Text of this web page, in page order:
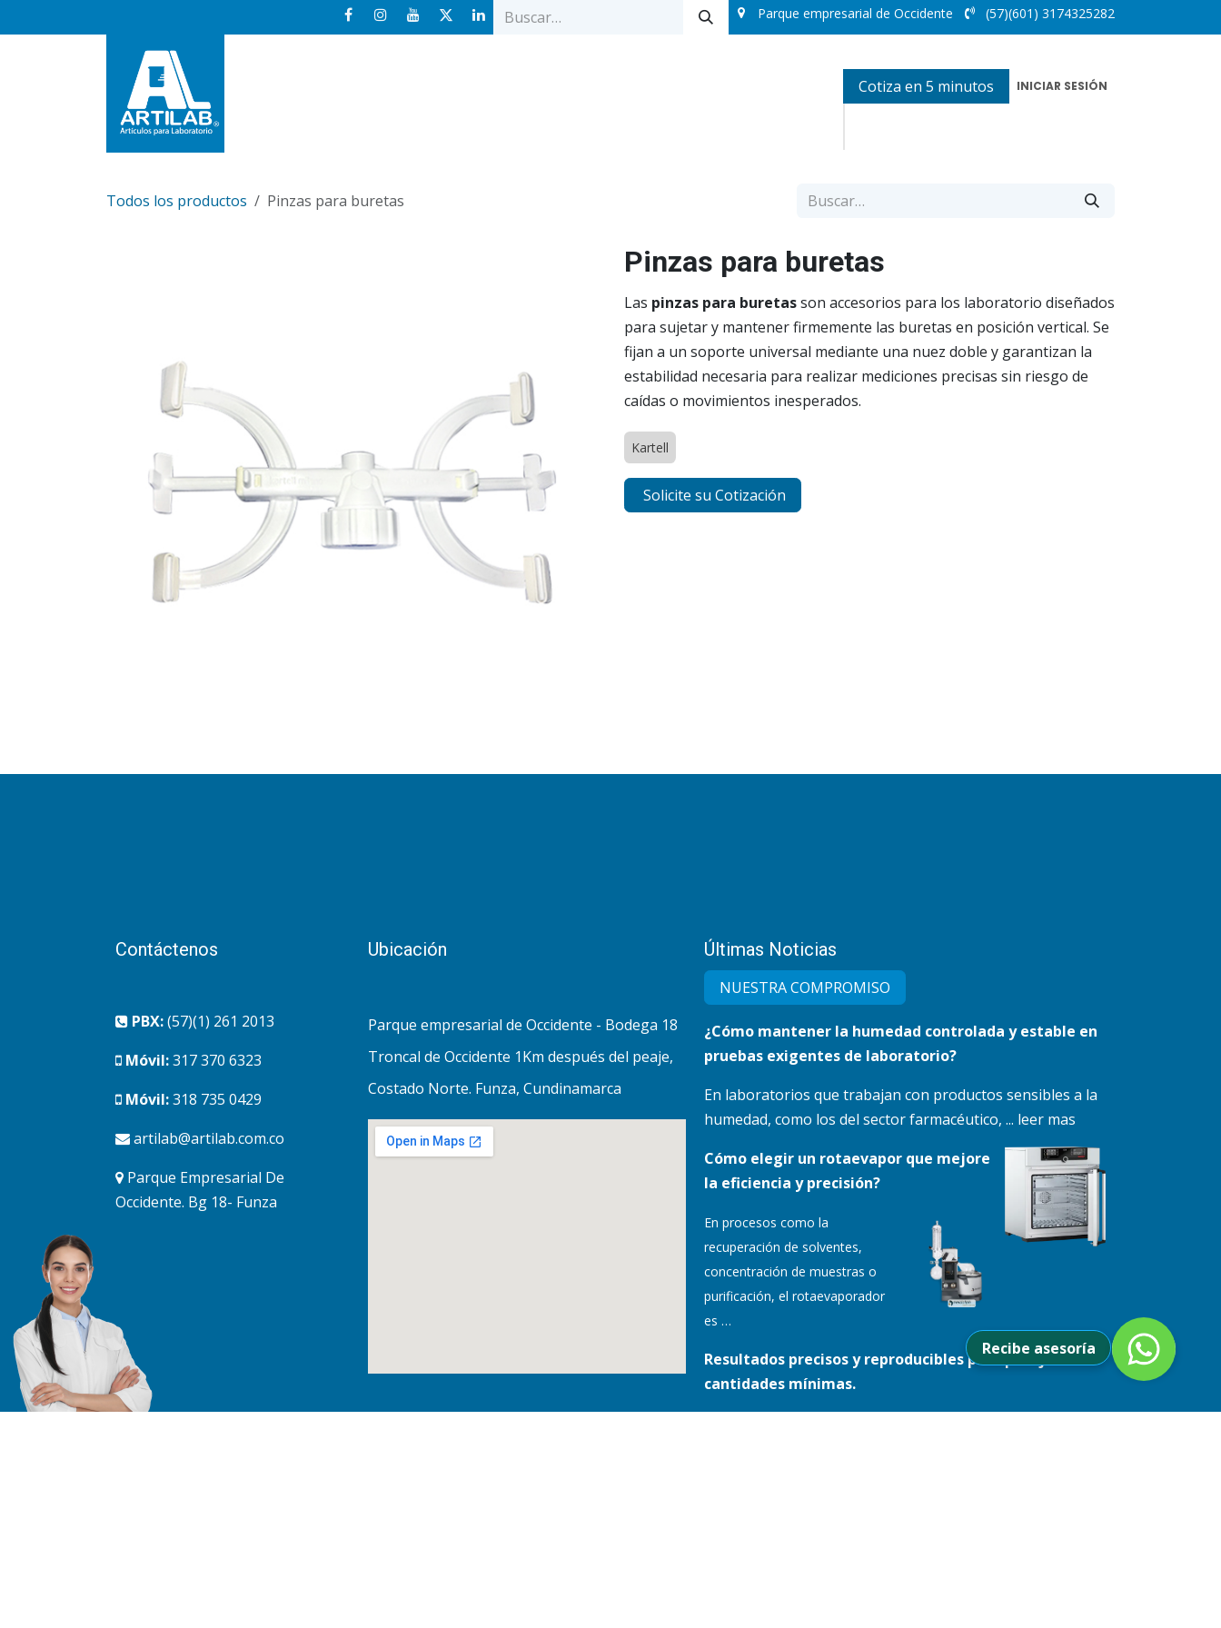
Parque empresarial de Occidente (57)(601) 3174325282
Cotiza en 5 minutos INICIAR SESIÓN
Todos los productos Pinzas para buretas
Pinzas para buretas
Las pinzas para buretasson accesorios para los laboratorio diseñados
para sujetar y mantener firmemente las buretas en posición vertical. Se
fijan a un soporte universal mediante una nuez doble y garantizan la
estabilidad necesaria para realizar mediciones precisas sin riesgo de
caídas o movimientos inesperados.
Kartell
Solicite su Cotización
Contáctenos
PBX:(57)(1) 261 2013
Móvil:317 370 6323
Móvil:318 735 0429
artilab@artilab.com.co
Parque Empresarial De
Occidente. Bg 18- Funza
Últimas Noticias
NUESTRA COMPRO​MISO
¿Cómo mantener la humedad controlada y estable en
pruebas exigentes de laboratorio?
En laboratorios que trabajan con productos sensibles a la
humedad, como los del sector farmacéutico, ... leer mas
Cómo elegir un rotaevapor que mejore
la eficiencia y precisión?
En procesos como la
recuperación de solventes,
concentración de muestras o
purificación, el rotaevaporador
es …
Resultados precisos y reproducibles para pesaje con
cantidades mínimas.
Ubicación
Parque empresarial de Occidente - Bodega 18
Troncal de Occidente 1Km después del peaje,
Costado Norte. Funza, Cundinamarca
Recibe asesoría